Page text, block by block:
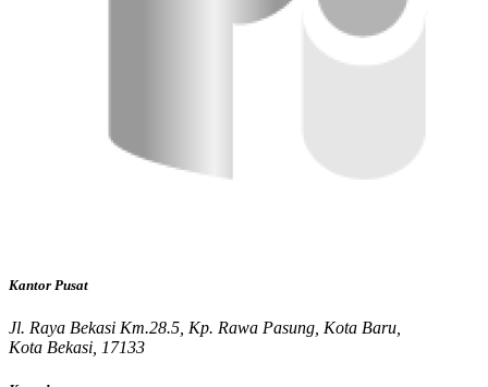
Kantor Pusat
Jl. Raya Bekasi Km.28.5, Kp. Rawa Pasung, Kota Baru,
Kota Bekasi, 17133